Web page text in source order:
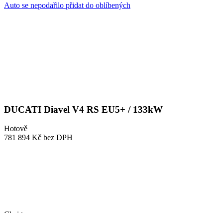
Auto se nepodařilo přidat do oblíbených
DUCATI Diavel V4 RS EU5+ / 133kW
Hotově
781 894 Kč bez DPH